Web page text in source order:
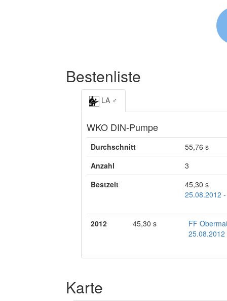
Bestenliste
LA ♂
WKO DIN-Pumpe
Durchschnitt
55,76 s
Anzahl
3
Bestzeit
45,30 s
25.08.2012
2012 45,30 s
FF
Karte